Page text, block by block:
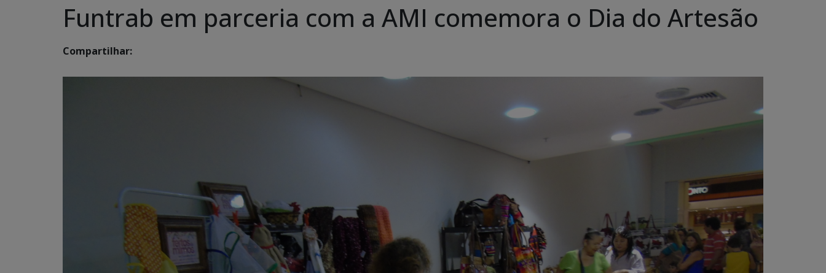
Funtrab em parceria com a AMI comemora o Dia do Artesão
Compartilhar: